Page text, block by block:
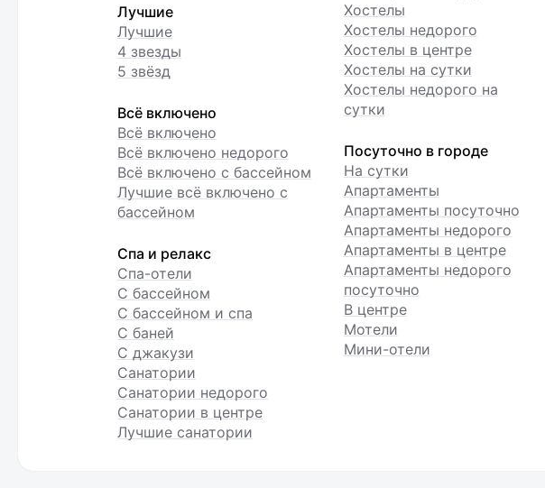
Лучшие
Лучшие
4 звезды
5 звёзд
Всё включено
Всё включено
Всё включено недорого
Всё включено с бассейном
Лучшие всё включено с
бассейном
Спа и релакс
Спа-отели
С бассейном
С бассейном и спа
С баней
С джакузи
Санатории
Санатории недорого
Санатории в центре
Лучшие санатории
Хостелы
Хостелы недорого
Хостелы в центре
Хостелы на сутки
Хостелы недорого на
сутки
Посуточно в городе
На сутки
Апартаменты
Апартаменты посуточно
Апартаменты недорого
Апартаменты в центре
Апартаменты недорого
посуточно
В центре
Мотели
Мини-отели